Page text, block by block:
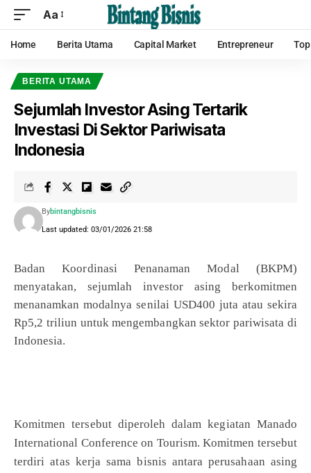
Aa
Home Berita Utama Capital Market Entrepreneur
BERITA UTAMA
Sejumlah Investor Asing Tertarik
Investasi Di Sektor Pariwisata
Indonesia
Last updated: 03/01/2026 21:58
Bybintangbisnis
Badan Koordinasi Penanaman Modal (BKPM)
menyatakan, sejumlah investor asing berkomitmen
menanamkan modalnya senilai USD400 juta atau sekira
Rp5,2 triliun untuk mengembangkan sektor pariwisata di
Indonesia.
Komitmen tersebut diperoleh dalam kegiatan Manado
International Conference on Tourism. Komitmen tersebut
terdiri atas kerja sama bisnis antara perusahaan asing